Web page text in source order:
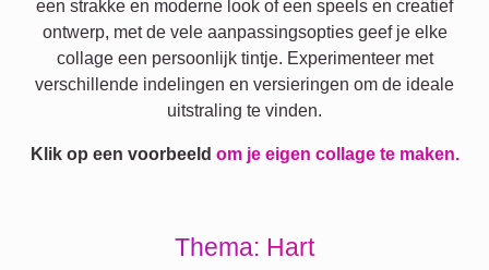
een strakke en moderne look of een speels en creatief
ontwerp, met de vele aanpassingsopties geef je elke
collage een persoonlijk tintje. Experimenteer met
verschillende indelingen en versieringen om de ideale
uitstraling te vinden.
Klik op een voorbeeld om je eigen collage te maken.
Thema: Hart